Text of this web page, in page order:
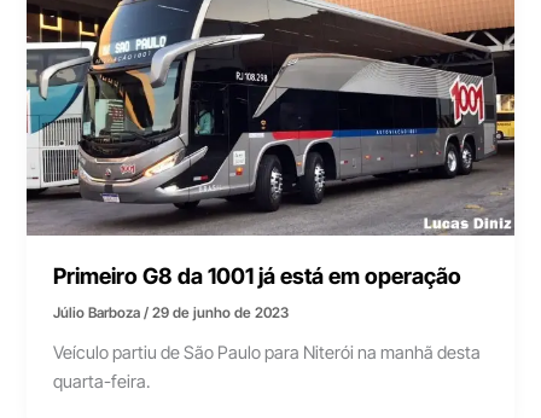
Primeiro G8 da 1001 já está em operação
Júlio Barboza/29 de junho de 2023
Veículo partiu de São Paulo para Niterói na manhã desta
quarta-feira.